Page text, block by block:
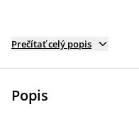
Prečítať celý popis
Popis